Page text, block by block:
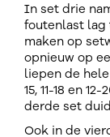
In set drie
foutenlast lag
maken op
opnieuw op
liepen de hele
15, 11-18 en
derde set
Ook in de